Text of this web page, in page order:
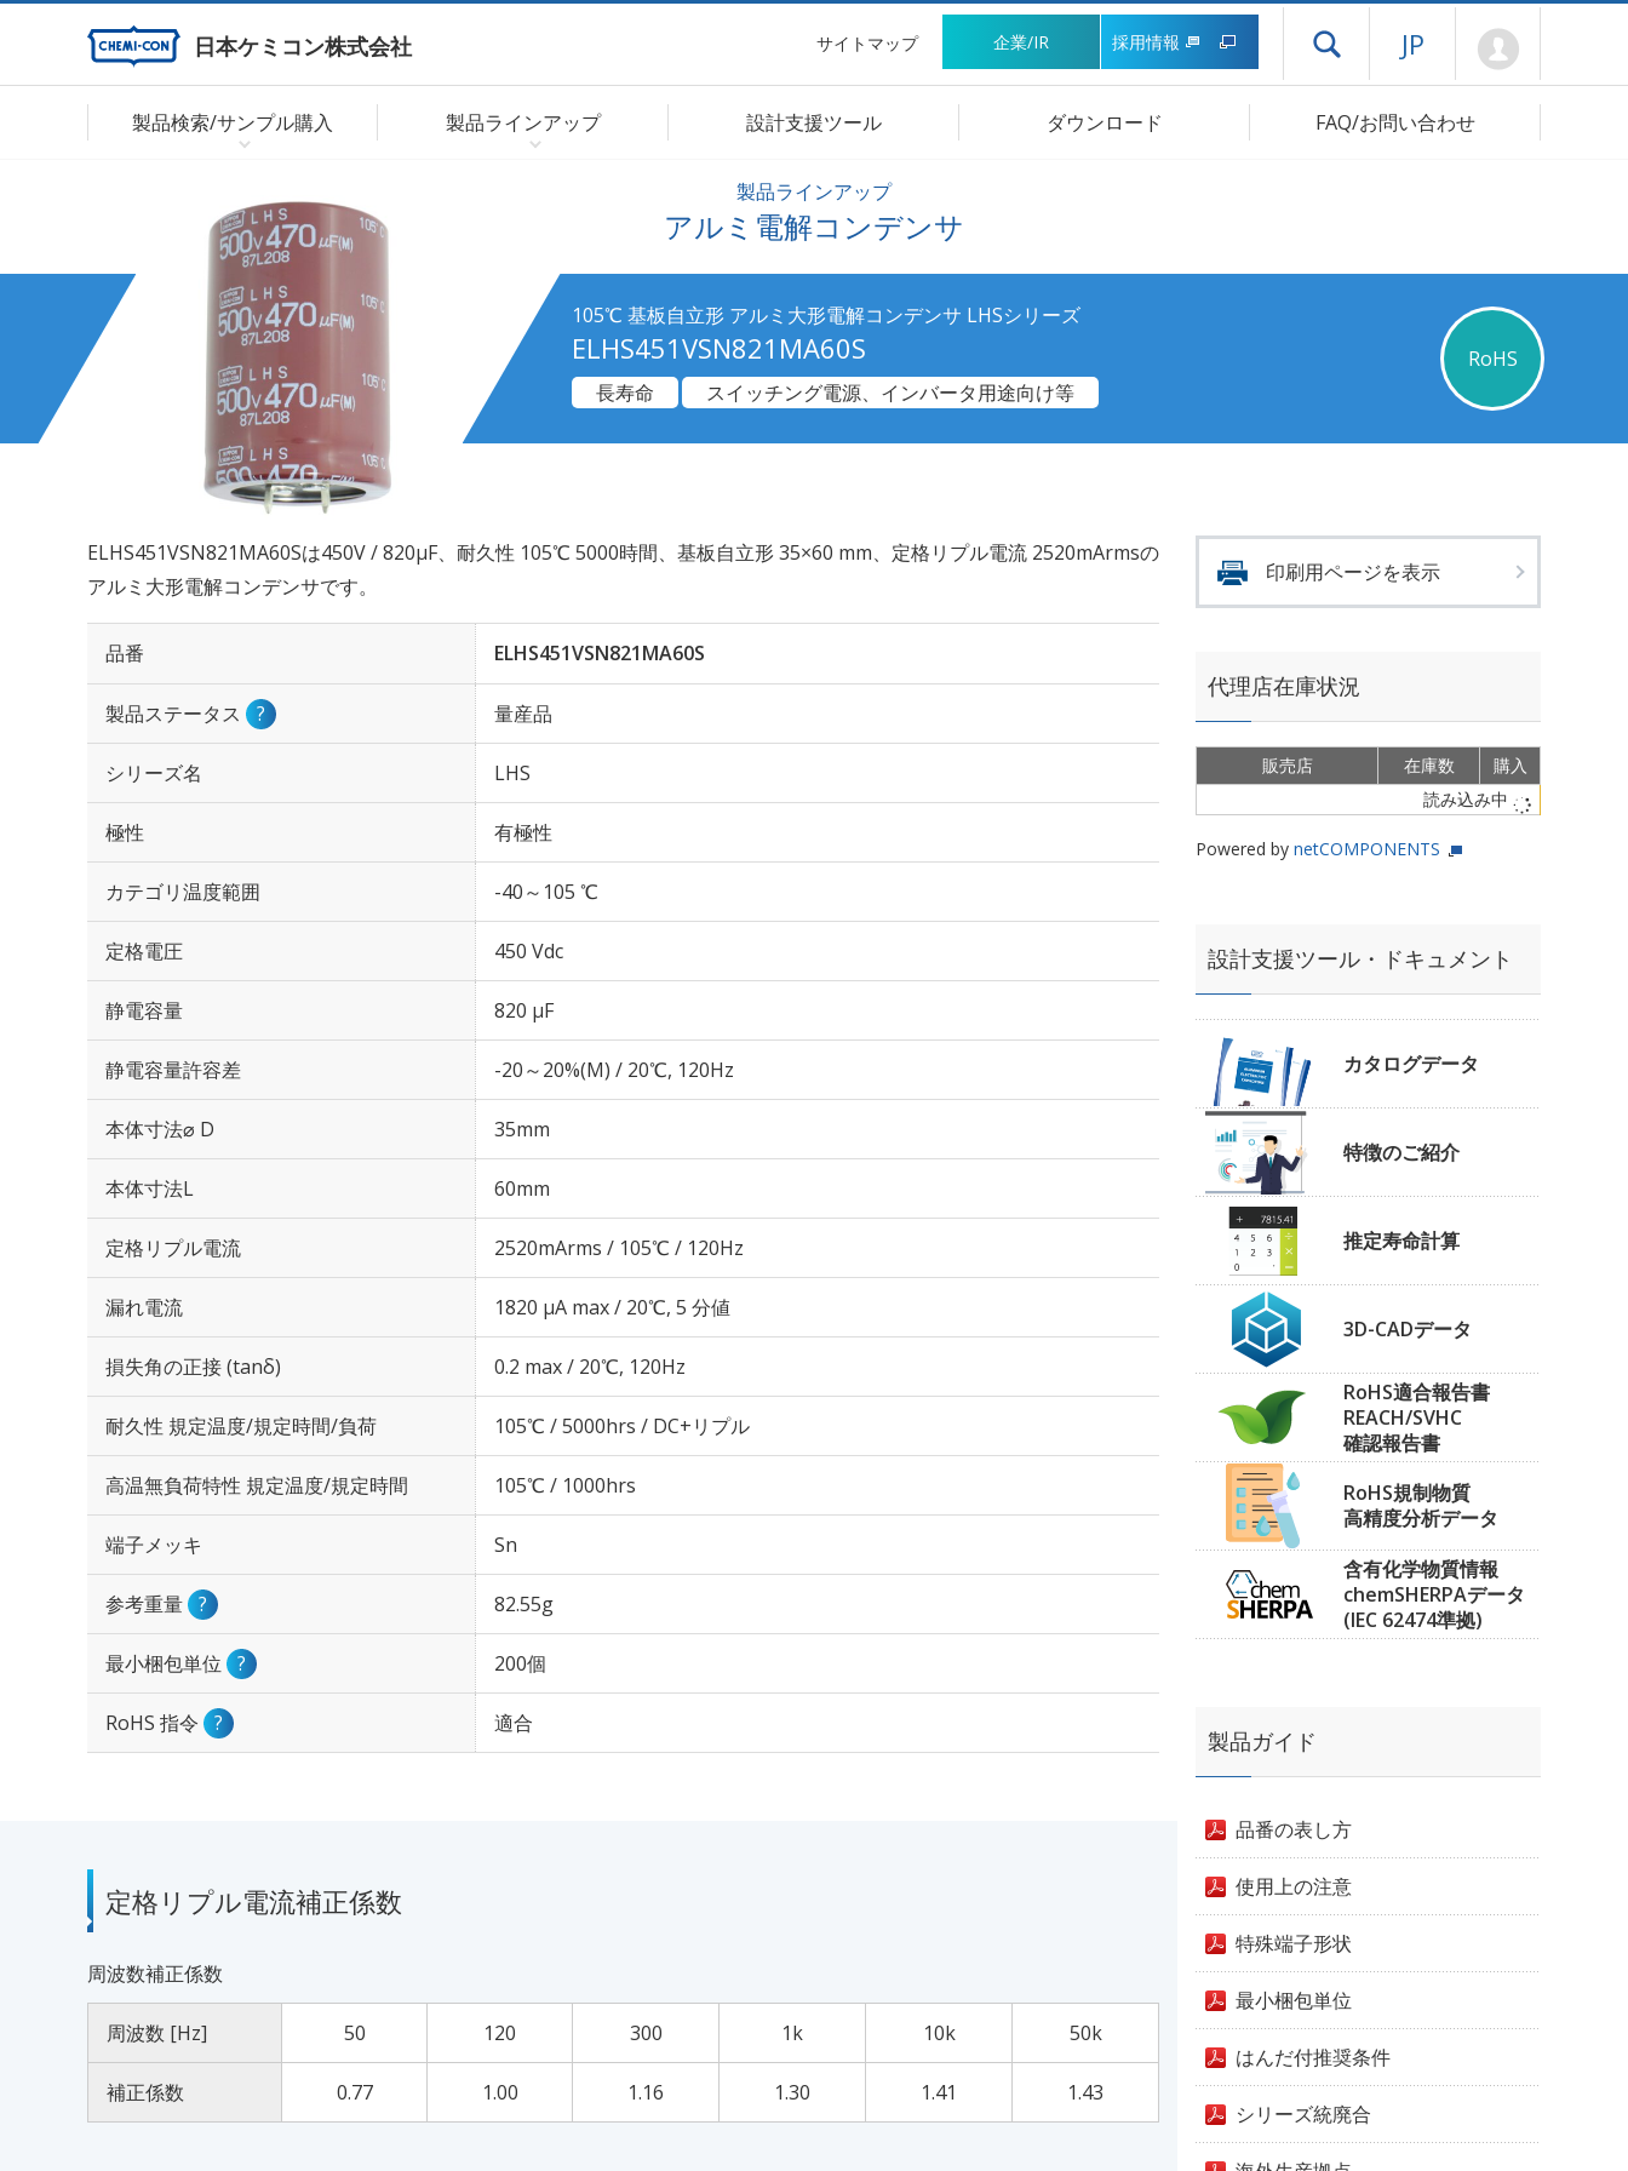
日本ケミコン株式会社 サイトマップ 企業/IR 採用情報 ドロワーメニューを開く
JP
製品検索/サンプル購入 製品ラインアップ 設計支援ツール ダウンロード FAQ/お問い合わせ
製品ラインアップ
アルミ電解コンデンサ
105℃ 基板自立形 アルミ大形電解コンデンサ LHSシリーズ
ELHS451VSN821MA60S
RoHS
長寿命
スイッチング電源、インバータ用途向け等
ELHS451VSN821MA60Sは450V / 820µF、耐久性 105℃ 5000時間、基板自立形 35×60 mm、定格リプル電流 2520mArmsの
アルミ大形電解コンデンサです。
品番 ELHS451VSN821MA60S
製品ステータス ? 量産品
シリーズ名 LHS
極性 有極性
カテゴリ温度範囲 -40～105 ℃
定格電圧 450 Vdc
静電容量 820 µF
静電容量許容差 -20～20%(M) / 20℃, 120Hz
本体寸法⌀ D 35mm
本体寸法L 60mm
定格リプル電流 2520mArms / 105℃ / 120Hz
漏れ電流 1820 μA max / 20℃, 5 分値
損失角の正接 (tanδ) 0.2 max / 20℃, 120Hz
耐久性 規定温度/規定時間/負荷 105℃ / 5000hrs / DC+リプル
高温無負荷特性 規定温度/規定時間 105℃ / 1000hrs
端子メッキ Sn
参考重量 ? 82.55g
最小梱包単位 ? 200個
RoHS 指令 ? 適合
定格リプル電流補正係数
周波数補正係数
周波数 [Hz] 50 120 300 1k 10k 50k
補正係数 0.77 1.00 1.16 1.30 1.41 1.43
印刷用ページを表示
代理店在庫状況
販売店 在庫数
購入
読み込み中
Powered by netCOMPONENTS
設計支援ツール・ドキュメント
カタログデータ
特徴のご紹介
推定寿命計算
3D-CADデータ
RoHS適合報告書
REACH/SVHC
確認報告書
RoHS規制物質
高精度分析データ
含有化学物質情報
chemSHERPAデータ
(IEC 62474準拠)
製品ガイド
品番の表し方
使用上の注意
特殊端子形状
最小梱包単位
はんだ付推奨条件
シリーズ統廃合